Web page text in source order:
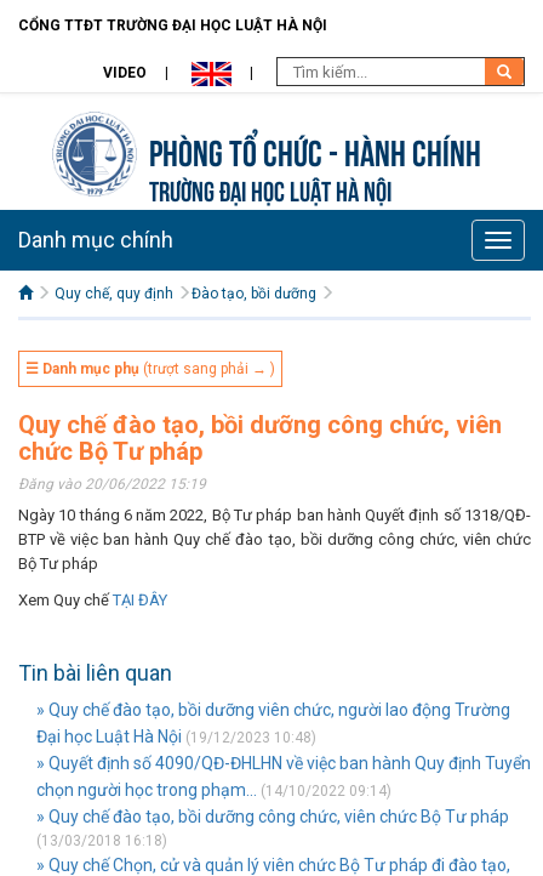
CỔNG TTĐT TRƯỜNG ĐẠI HỌC LUẬT HÀ NỘI
VIDEO
Phòng Tổ chức - Hành chính
TRƯỜNG ĐẠI HỌC LUẬT HÀ NỘI
Toggle
Danh mục chính
Quy chế, quy định Đào tạo, bồi dưỡng
☰ Danh mục phụ (trượt sang phải → )
Quy chế đào tạo, bồi dưỡng công chức, viên
chức Bộ Tư pháp
Đăng vào 20/06/2022 15:19
Ngày 10 tháng 6 năm 2022, Bộ Tư pháp ban hành Quyết định số 1318/QĐ-
BTP về việc ban hành Quy chế đào tạo, bồi dưỡng công chức, viên chức
Bộ Tư pháp
Xem Quy chếTẠI ĐÂY
Tin bài liên quan
» Quy chế đào tạo, bồi dưỡng viên chức, người lao động Trường
Đại học Luật Hà Nội (19/12/2023 10:48)
» Quyết định số 4090/QĐ-ĐHLHN về việc ban hành Quy định Tuyển
chọn người học trong phạm...
(14/10/2022 09:14)
» Quy chế đào tạo, bồi dưỡng công chức, viên chức Bộ Tư pháp
(13/03/2018 16:18)
» Quy chế Chọn, cử và quản lý viên chức Bộ Tư pháp đi đào tạo,